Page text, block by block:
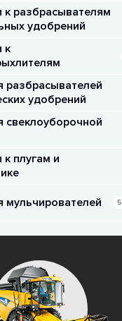
к разбрасывателям
удобрений
к
разбрасывателей
удобрений
свеклоуборочной
к плугам и
мульчирователей 5